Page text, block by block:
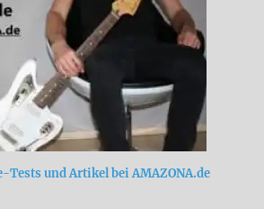
Tests und Artikel bei AMAZONA.de